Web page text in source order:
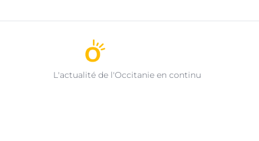
L'actualité de l'Occitanie en continu